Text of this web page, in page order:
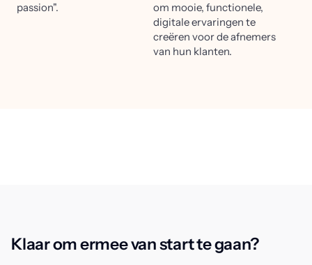
passion".
om mooie, functionele,
digitale ervaringen te
creëren voor de afnemers
van hun klanten.
Klaar om ermee van start te gaan?